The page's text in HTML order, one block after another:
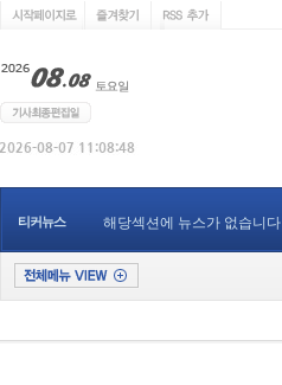
티커뉴스 해당섹션에 뉴스가 없습니다